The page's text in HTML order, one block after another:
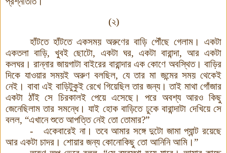
(২)
হাঁটতে হাঁটতে একসময় অরুণের বাড়ি পৌঁছে গেলাম ।
একটা
একতলা বাড়ি,খুবই ছোটো, একটা ঘর, একটা বারান্দা, আর একটা
কলঘর । রান্নার জায়গাটা বাইরের বারান্দার এক কোণে অবস্থিত। বাড়ির
দিকে যাওয়ার সময়ই অরুণ বলছিল, যে তার মা জন্মের সময় থেকেই
নেই । বাবা এই বাড়িটুকুই রেখে গিয়েছিল তার জন্য। তাই মাথা গোঁজার
একটা ঠাঁই সে চিরকালই পেয়ে এসেছে।
পরে অবশ্য আরও কিছু
জেনেছিলাম তার সমন্ধে। যাই হোক বাড়িতে ঢুকে বারান্দাটা দেখিয়ে সে
বলল, “এখানে শুতে আপত্তি নেই তো তোমার?”
-
একেবারেই না । তবে আমার সঙ্গে দুটো জামা প্যান্ট রয়েছে
আর একটা চাদর । শোয়ার জন্য কোনোকিছু তো আনিনি আমি ।”